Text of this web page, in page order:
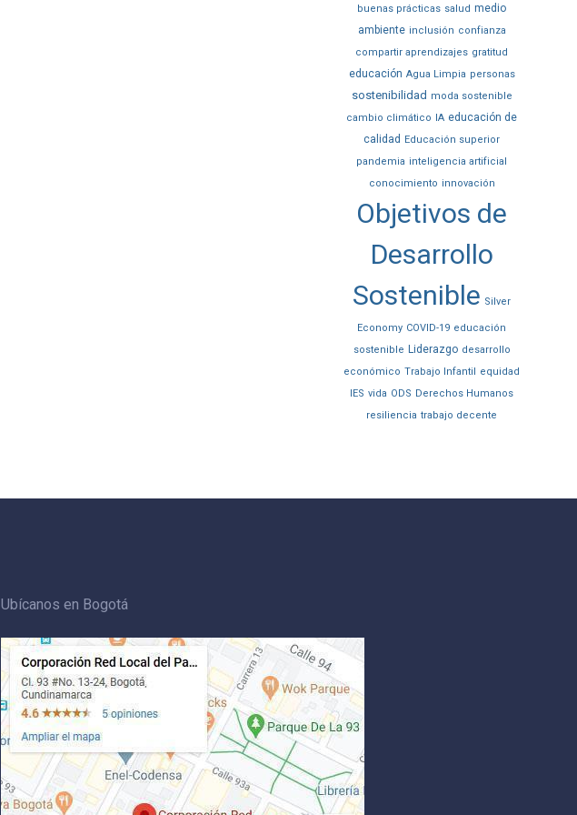
buenas prácticas salud medio
ambiente inclusión confianza
compartir aprendizajes gratitud
educación Agua Limpia personas
sostenibilidad moda sostenible
cambio climático IA educación de
calidad Educación superior
pandemia inteligencia artificial
conocimiento innovación
Objetivos de
Desarrollo
Sostenible Silver
Economy COVID-19 educación
sostenible Liderazgo desarrollo
económico Trabajo Infantil equidad
IES vida ODS Derechos Humanos
resiliencia trabajo decente
Ubícanos en Bogotá